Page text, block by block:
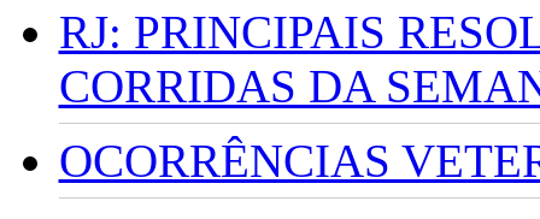
RJ: PRINCIPAIS
CORRIDAS DA
OCORRÊNCIAS